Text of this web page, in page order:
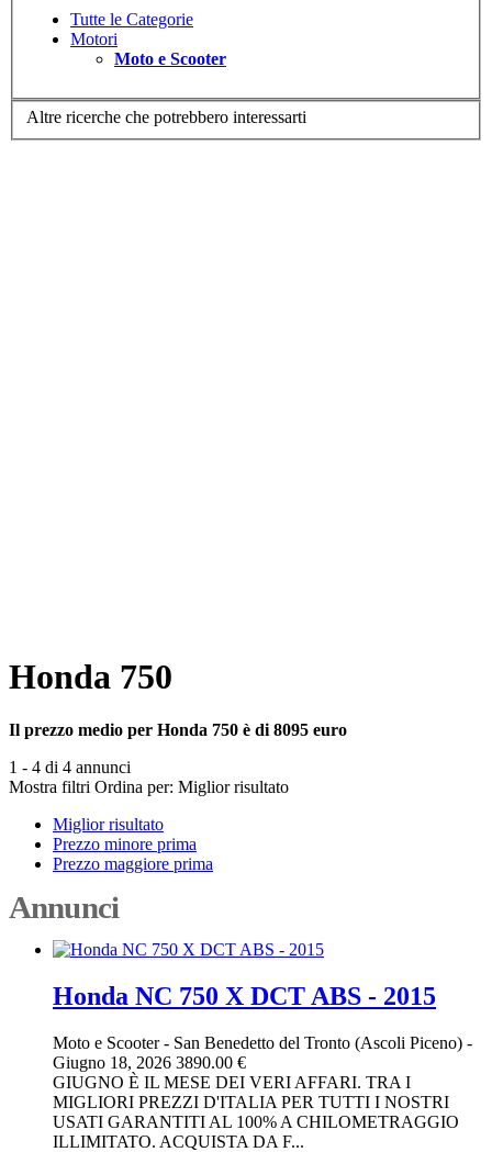
Tutte le Categorie
Motori
Moto e Scooter
Altre ricerche che potrebbero interessarti
Honda 750
Il prezzo medio per Honda 750 è di 8095 euro
1 - 4 di 4 annunci
Mostra filtri Ordina per: Miglior risultato
Miglior risultato
Prezzo minore prima
Prezzo maggiore prima
Annunci
Honda NC 750 X DCT ABS - 2015
Moto e Scooter- San Benedetto del Tronto (Ascoli Piceno) -
Giugno 18, 2026 3890.00 €
GIUGNO È IL MESE DEI VERI AFFARI. TRA I
MIGLIORI PREZZI D'ITALIA PER TUTTI I NOSTRI
USATI GARANTITI AL 100% A CHILOMETRAGGIO
ILLIMITATO. ACQUISTA DA F...